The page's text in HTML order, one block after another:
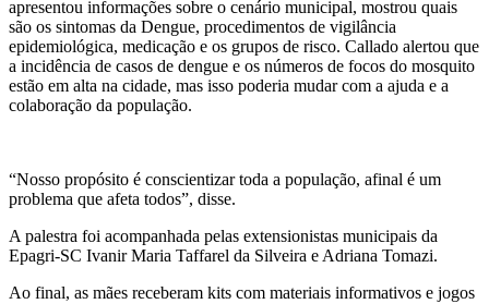
apresentou informações sobre o cenário municipal, mostrou quais
são os sintomas da Dengue, procedimentos de vigilância
epidemiológica, medicação e os grupos de risco. Callado alertou que
a incidência de casos de dengue e os números de focos do mosquito
estão em alta na cidade, mas isso poderia mudar com a ajuda e a
colaboração da população.
“Nosso propósito é conscientizar toda a população, afinal é um
problema que afeta todos”, disse.
A palestra foi acompanhada pelas extensionistas municipais da
Epagri-SC Ivanir Maria Taffarel da Silveira e Adriana Tomazi.
Ao final, as mães receberam kits com materiais informativos e jogos